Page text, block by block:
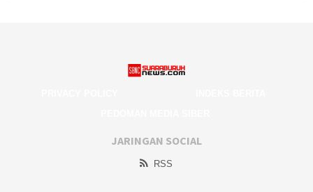
JARINGAN SOCIAL
RSS